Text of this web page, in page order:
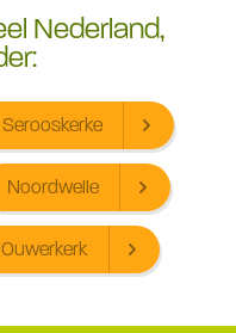
Nederland,
Serooskerke
Noordwelle
Ouwerkerk